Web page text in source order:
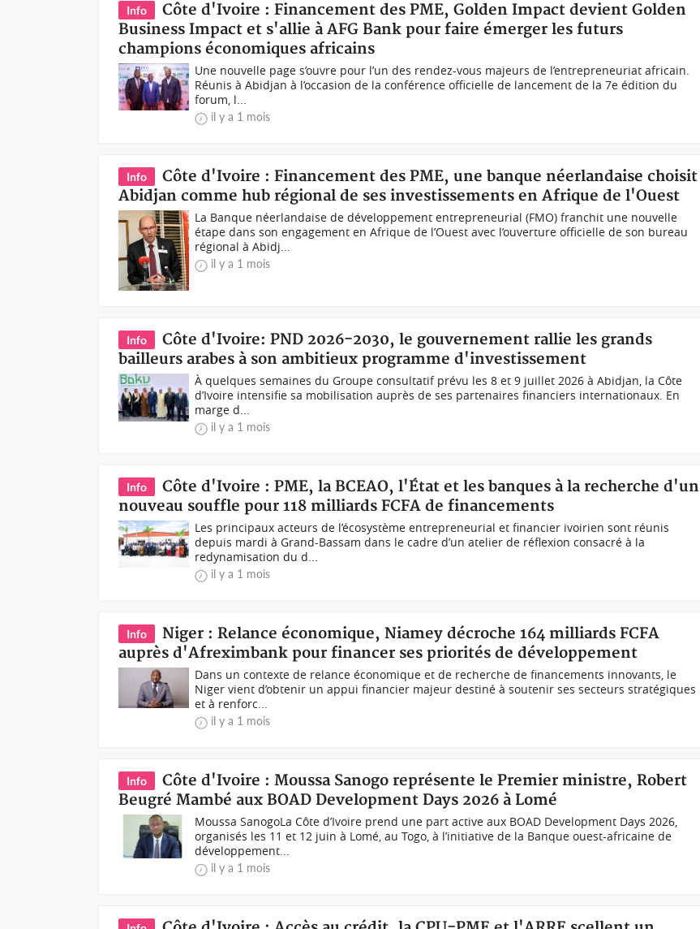
Info
Côte d'Ivoire : Financement des PME, Golden Impact devient Golden
Business Impact et s'allie à AFG Bank pour faire émerger les futurs
champions économiques africains
Une nouvelle page s’ouvre pour l’un des rendez-vous majeurs de l’entrepreneuriat africain.
Réunis à Abidjan à l’occasion de la conférence officielle de lancement de la 7e édition du
forum, l...
il y a 1 mois
Info
Côte d'Ivoire : Financement des PME, une banque néerlandaise choisit
Abidjan comme hub régional de ses investissements en Afrique de l'Ouest
La Banque néerlandaise de développement entrepreneurial (FMO) franchit une nouvelle
étape dans son engagement en Afrique de l’Ouest avec l’ouverture officielle de son bureau
régional à Abidj...
il y a 1 mois
Info
Côte d'Ivoire: PND 2026-2030, le gouvernement rallie les grands
bailleurs arabes à son ambitieux programme d'investissement
À quelques semaines du Groupe consultatif prévu les 8 et 9 juillet 2026 à Abidjan, la Côte
d’Ivoire intensifie sa mobilisation auprès de ses partenaires financiers internationaux. En
marge d...
il y a 1 mois
Info
Côte d'Ivoire : PME, la BCEAO, l'État et les banques à la recherche d'un
nouveau souffle pour 118 milliards FCFA de financements
Les principaux acteurs de l’écosystème entrepreneurial et financier ivoirien sont réunis
depuis mardi à Grand-Bassam dans le cadre d’un atelier de réflexion consacré à la
redynamisation du d...
il y a 1 mois
Info
Niger : Relance économique, Niamey décroche 164 milliards FCFA
auprès d'Afreximbank pour financer ses priorités de développement
Dans un contexte de relance économique et de recherche de financements innovants, le
Niger vient d’obtenir un appui financier majeur destiné à soutenir ses secteurs stratégiques
et à renforc...
il y a 1 mois
Info
Côte d'Ivoire : Moussa Sanogo représente le Premier ministre, Robert
Beugré Mambé aux BOAD Development Days 2026 à Lomé
Moussa SanogoLa Côte d’Ivoire prend une part active aux BOAD Development Days 2026,
organisés les 11 et 12 juin à Lomé, au Togo, à l’initiative de la Banque ouest-africaine de
développement...
il y a 1 mois